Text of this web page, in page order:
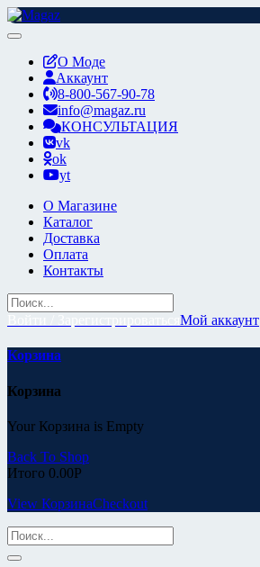
Перейти
к
О Моде
Аккаунт
8-800-567-90-78
info@magaz.ru
КОНСУЛЬТАЦИЯ
vk
ok
yt
О Магазине
Каталог
Доставка
Оплата
Контакты
Мой аккаунт
Корзина
Корзина
Your Корзина is Empty
Back To Shop
Итого 0.00Р
View КорзинаCheckout